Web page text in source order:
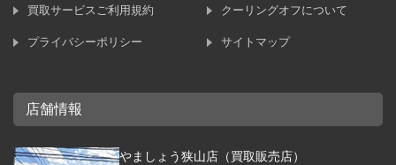
買取サービスご利用規約 クーリングオフについて
プライバシーポリシー サイトマップ
店舗情報
やましょう狭山店（買取販売店）